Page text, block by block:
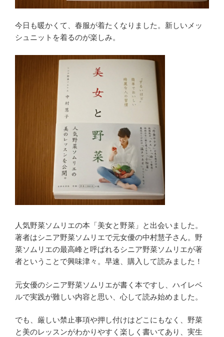
今日も暖かくて、春服が着たくなりました。新しいメッ
シュニットを着るのが楽しみ。
人気野菜ソムリエの本「美女と野菜」と出会いました。
著者はシニア野菜ソムリエで元女優の中村慧子さん。野
菜ソムリエの最高峰と呼ばれるシニア野菜ソムリエが著
者ということで興味津々。早速、購入して読みました！
元女優のシニア野菜ソムリエが書く本ですし、ハイレベ
ルで実践が難しい内容と思い、心して読み始めました。
でも、厳しい禁止事項や押し付けはどこにもなく、野菜
と美のレッスンがわかりやすく楽しく書いてあり、実生